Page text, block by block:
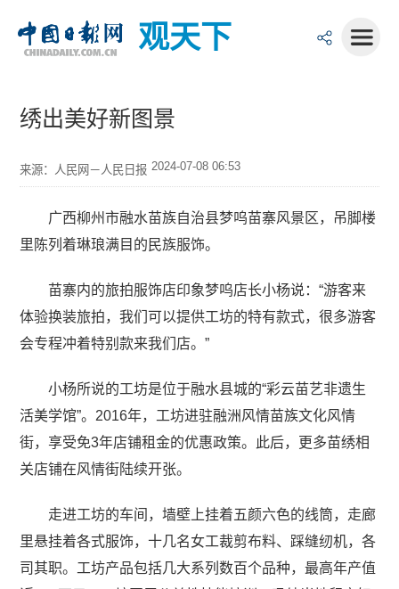
观天下
绣出美好新图景
来源：人民网－人民日报 2024-07-08 06:53
广西柳州市融水苗族自治县梦呜苗寨风景区，吊脚楼
里陈列着琳琅满目的民族服饰。
苗寨内的旅拍服饰店印象梦呜店长小杨说：“游客来
体验换装旅拍，我们可以提供工坊的特有款式，很多游客
会专程冲着特别款来我们店。”
小杨所说的工坊是位于融水县城的“彩云苗艺非遗生
活美学馆”。2016年，工坊进驻融洲风情苗族文化风情
街，享受免3年店铺租金的优惠政策。此后，更多苗绣相
关店铺在风情街陆续开张。
走进工坊的车间，墙壁上挂着五颜六色的线筒，走廊
里悬挂着各式服饰，十几名女工裁剪布料、踩缝纫机，各
司其职。工坊产品包括几大系列数百个品种，最高年产值